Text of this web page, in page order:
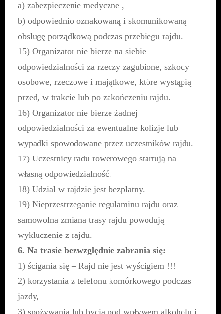
a) zabezpieczenie medyczne ,
b) odpowiednio oznakowaną i skomunikowaną
obsługę porządkową podczas przebiegu rajdu.
15) Organizator nie bierze na siebie
odpowiedzialności za rzeczy zagubione, szkody
osobowe, rzeczowe i majątkowe, które wystąpią
przed, w trakcie lub po zakończeniu rajdu.
16) Organizator nie bierze żadnej
odpowiedzialności za ewentualne kolizje lub
wypadki spowodowane przez uczestników rajdu.
17) Uczestnicy radu rowerowego startują na
własną odpowiedzialność.
18) Udział w rajdzie jest bezpłatny.
19) Nieprzestrzeganie regulaminu rajdu oraz
samowolna zmiana trasy rajdu powodują
wykluczenie z rajdu.
6. Na trasie bezwzględnie zabrania się:
1) ścigania się – Rajd nie jest wyścigiem !!!
2) korzystania z telefonu komórkowego podczas
jazdy,
3) spożywania lub bycia pod wpływem alkoholu i